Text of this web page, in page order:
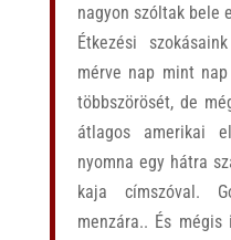
nagyon szóltak bele
Étkezési
mérve nap mint
többszörösét, de
átlagos amerikai
nyomna egy hátra
kaja címszóval.
menzára.. És